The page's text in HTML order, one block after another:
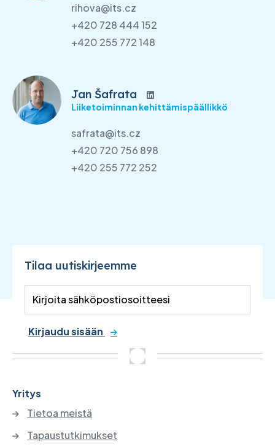
rihova@its.cz
+420 728 444 152
+420 255 772 148
Jan Šafrata
Liiketoiminnan kehittämispäällikkö
safrata@its.cz
+420 720 756 898
+420 255 772 252
Tilaa uutiskirjeemme
Kirjaudu sisään
Yritys
Tietoa meistä
Tapaustutkimukset